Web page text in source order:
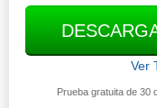
Ver
Prueba gratuita de 30